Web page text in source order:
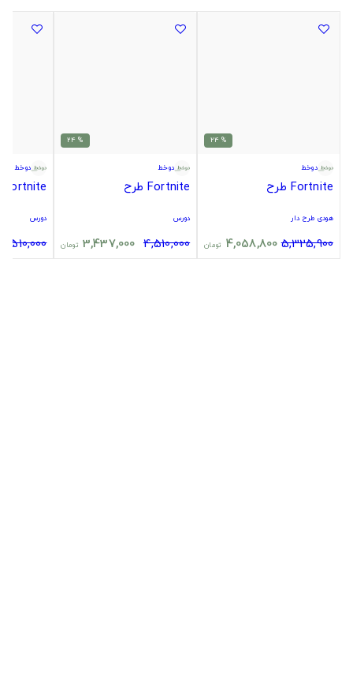
% 24
دوخط
Fortnite طرح
هودی طرح دار
5,325,900
4,058,800 تومان
% 24
دوخط
Fortnite طرح
دورس
4,510,000
3,437,000 تومان
دوخط
Fortnite طرح
دورس
4,510,000